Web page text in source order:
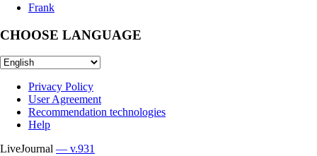
Frank
CHOOSE LANGUAGE
Privacy Policy
User Agreement
Recommendation technologies
Help
LiveJournal — v.931